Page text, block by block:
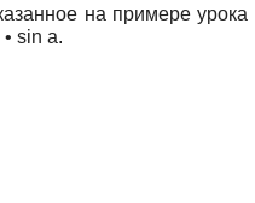
на примере
sin а.